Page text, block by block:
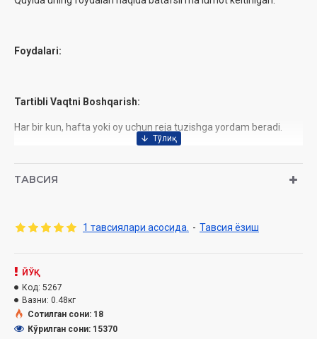
Foydalari:
Tartibli Vaqtni Boshqarish:
Har bir kun, hafta yoki oy uchun reja tuzishga yordam beradi.
Kunlik reja orqali muhim ishlarni kechiktirmaslikka undaydi.
Stressni Kamaytirish:
ТАВСИЯ
1 тавсиялари асосида. - Тавсия ёзиш
ЙЎҚ
Код: 5267
Вазни: 0.48кг
Сотилган сони: 18
Кўрилган сони: 15370